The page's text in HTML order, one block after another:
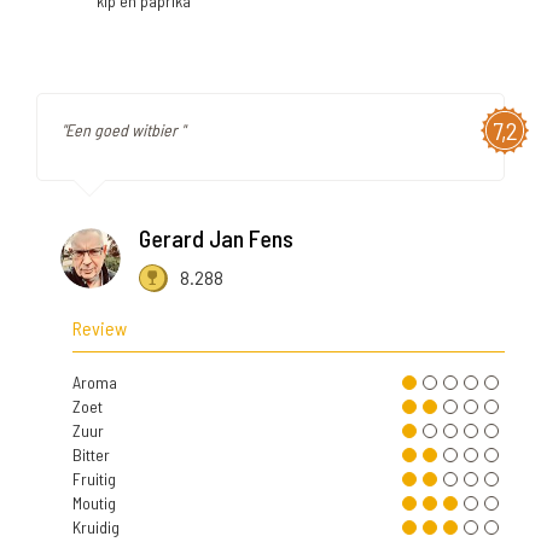
7,2
"Een goed witbier "
Gerard Jan Fens
8.288
Review
Aroma
Zoet
Zuur
Bitter
Fruitig
Moutig
Kruidig